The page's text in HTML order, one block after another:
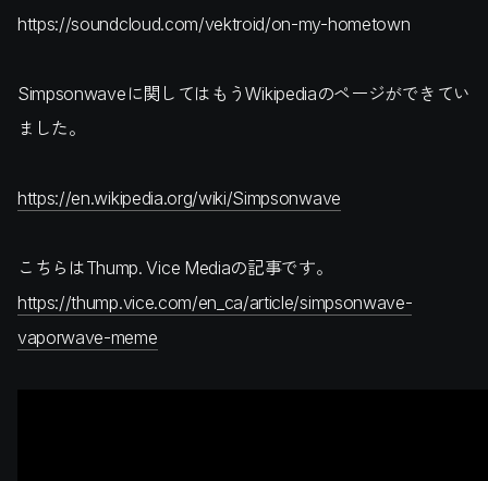
https://soundcloud.com/vektroid/on-my-hometown
Simpsonwaveに関してはもうWikipediaのページができてい
ました。
https://en.wikipedia.org/wiki/Simpsonwave
こちらはThump. Vice Mediaの記事です。
https://thump.vice.com/en_ca/article/simpsonwave-
vaporwave-meme